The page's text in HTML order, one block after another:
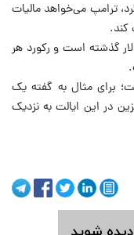
ترامپ می‌خواهد مالیات
بنزین در آمریکا چند روزی‌ست از ۴.۵ دلار گذشته است و رکورد هر
برای مثال به گفته یک
در این ایالت به نزدیک